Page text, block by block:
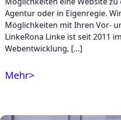
Agentur oder in Eigenregie.
Möglichkeiten mit Ihren Vor-
LinkeRona Linke ist seit 2011
Webentwicklung, […]
Mehr>